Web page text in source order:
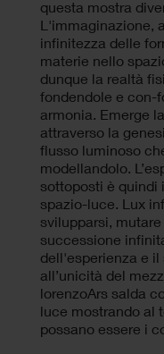
questa mostra
L'immaginazione,
infinitezza delle
materie nello
dunque la realtà
fondendole e con-
armonia. Emerge
attraverso la
flusso luminoso
modellandolo.
sottoposti è quindi
spazio-luce. Lux
svilupparsi,
successione
dell'esperienza e
all’unicità del
lorenzoArs salda
luce mostrando al
possano essere i